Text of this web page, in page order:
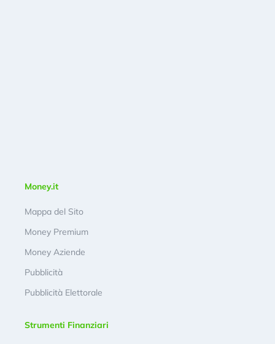
Money.it
Mappa del Sito
Money Premium
Money Aziende
Pubblicità
Pubblicità Elettorale
Strumenti Finanziari